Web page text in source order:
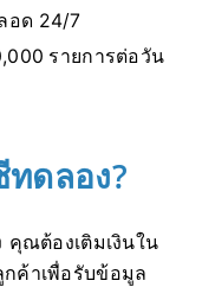
อด 24/7
รายการต่อวัน
ดลอง?
ณต้องเติมเงินใน
ค้าเพื่อรับข้อมูล